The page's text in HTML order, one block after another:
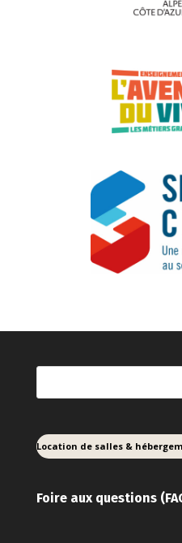
Location de salles &
Foire aux questions